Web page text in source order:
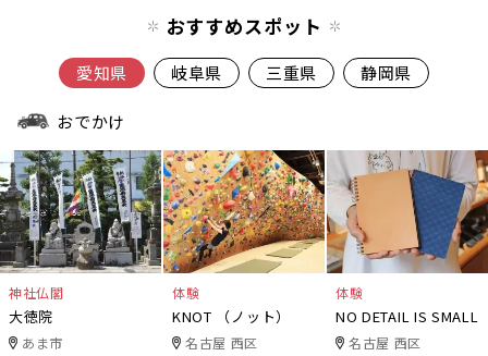
おすすめスポット
愛知県 岐阜県 三重県 静岡県
おでかけ
神社仏閣
大徳院
あま市
体験
KNOT （ノット）
名古屋 西区
体験
NO DETAIL IS SMALL
名古屋 西区